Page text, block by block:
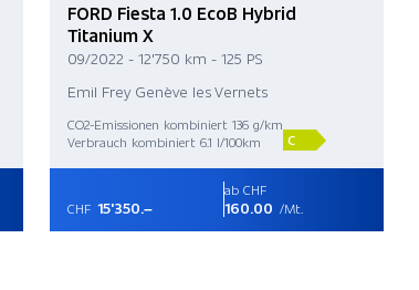
FORD Fiesta 1.0 EcoB Hybrid
Titanium X
09/2022 - 12'750 km - 125 PS
Emil Frey Genève les Vernets
CO2-Emissionen kombiniert 136 g/km
Verbrauch kombiniert 6.1 l/100km
C
CHF 15'350.–
ab CHF
160.00 /Mt.